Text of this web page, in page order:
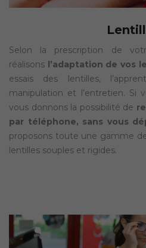
Selon la prescription de
réalisons l’adaptation de vos
essais des lentilles,
manipulation et l’entretien. Si
vous donnons la possibilité de
par téléphone, sans vous
proposons toute une gamme
lentilles souples et rigides.